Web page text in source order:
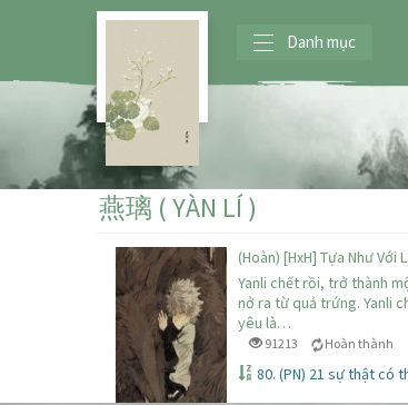
Danh mục
燕璃 ( YÀN LÍ )
(Hoàn) [HxH] Tựa Như Với
Yanli chết rồi, trở thành
nở ra từ quả trứng. Yanli
yêu là…
91213 Hoàn thành
80. (PN) 21 sự thật có